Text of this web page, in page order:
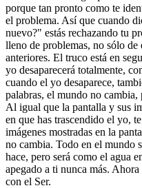
porque tan pronto como te
el problema. Así que cuando
nuevo?" estás rechazando tu
lleno de problemas, no sólo de
anteriores. El truco está en
yo desaparecerá totalmente,
cuando el yo desaparece,
palabras, el mundo no cambia,
Al igual que la pantalla y sus
en que has trascendido el yo,
imágenes mostradas en la
no cambia. Todo en el mundo
hace, pero será como el agua
apegado a ti nunca más.
con el Ser.